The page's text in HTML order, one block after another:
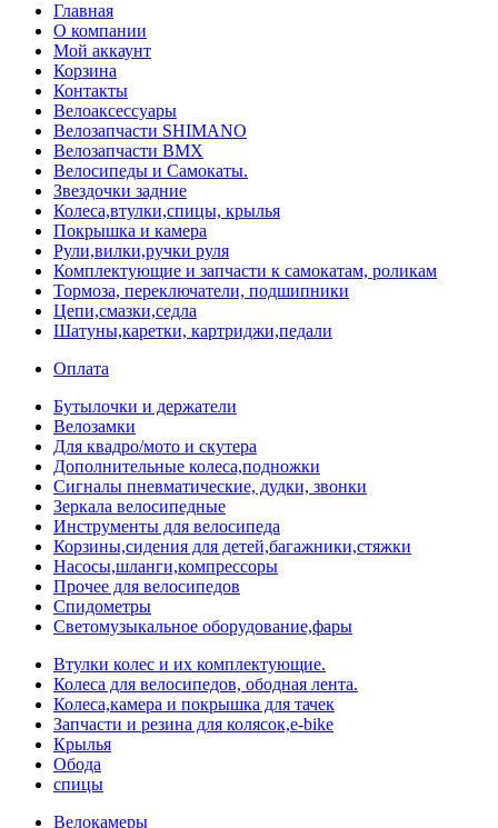
Главная
О компании
Мой аккаунт
Корзина
Контакты
Велоаксессуары
Велозапчасти SHIMANO
Велозапчасти BMX
Велосипеды и Самокаты.
Звездочки задние
Колеса,втулки,спицы, крылья
Покрышка и камера
Рули,вилки,ручки руля
Комплектующие и запчасти к самокатам, роликам
Тормоза, переключатели, подшипники
Цепи,смазки,седла
Шатуны,каретки, картриджи,педали
Оплата
Бутылочки и держатели
Велозамки
Для квадро/мото и скутера
Дополнительные колеса,подножки
Сигналы пневматические, дудки, звонки
Зеркала велосипедные
Инструменты для велосипеда
Корзины,сидения для детей,багажники,стяжки
Насосы,шланги,компрессоры
Прочее для велосипедов
Спидометры
Светомузыкальное оборудование,фары
Втулки колес и их комплектующие.
Колеса для велосипедов, ободная лента.
Колеса,камера и покрышка для тачек
Запчасти и резина для колясок,e-bike
Крылья
Обода
спицы
Велокамеры